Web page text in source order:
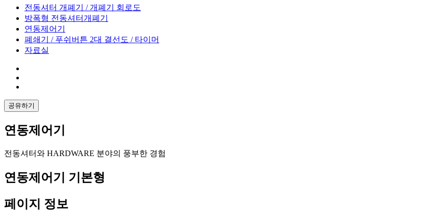
전동셔터 개폐기 / 개폐기 회로도
방폭형 전동셔터개폐기
연동제어기
폐쇄기 / 푸쉬버튼 2대 결선도 / 타이머
자료실
공유하기
연동제어기
전동셔터와 HARDWARE 분야의 풍부한 경험
연동제어기 기본형
페이지 정보